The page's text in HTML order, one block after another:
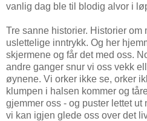
vanlig dag ble til blodig alvor i
Tre sanne historier. Historier om
uslettelige inntrykk. Og her
skjermene og får det med oss.
andre ganger snur vi oss vekk
øynene. Vi orker ikke se, orker
klumpen i halsen kommer og
gjemmer oss - og puster lettet ut
vi kan igjen glede oss over det